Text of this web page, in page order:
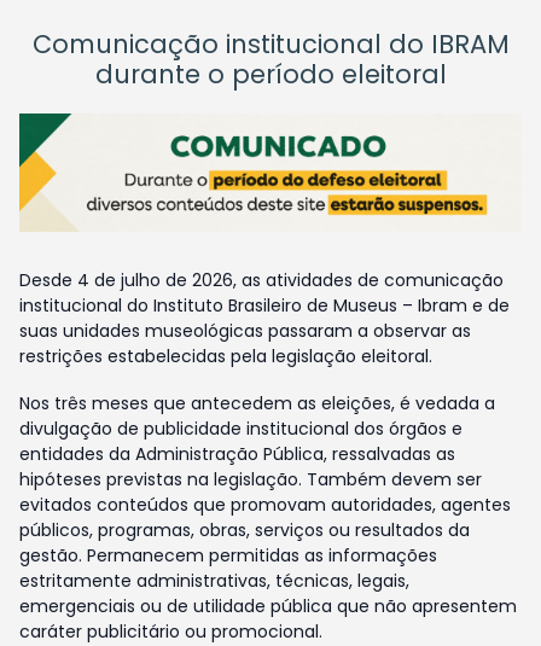
Comunicação institucional do IBRAM
durante o período eleitoral
Desde 4 de julho de 2026, as atividades de comunicação
institucional do Instituto Brasileiro de Museus – Ibram e de
suas unidades museológicas passaram a observar as
restrições estabelecidas pela legislação eleitoral.
Nos três meses que antecedem as eleições, é vedada a
divulgação de publicidade institucional dos órgãos e
entidades da Administração Pública, ressalvadas as
hipóteses previstas na legislação. Também devem ser
evitados conteúdos que promovam autoridades, agentes
públicos, programas, obras, serviços ou resultados da
gestão. Permanecem permitidas as informações
estritamente administrativas, técnicas, legais,
emergenciais ou de utilidade pública que não apresentem
caráter publicitário ou promocional.